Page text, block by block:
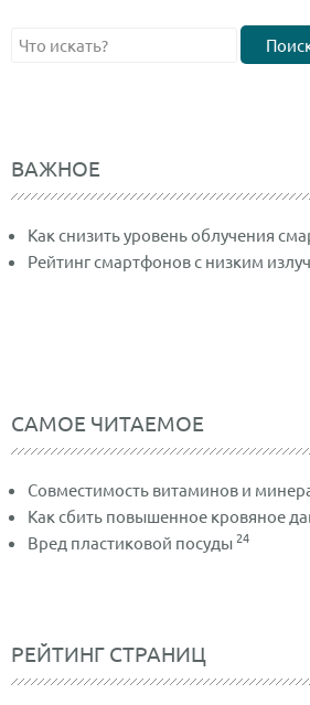
ВАЖНОЕ
Как снизить уровень облучения
Рейтинг смартфонов с низким
САМОЕ ЧИТАЕМОЕ
Совместимость витаминов и
Как сбить повышенное кровяное
Вред пластиковой посуды24
РЕЙТИНГ СТРАНИЦ